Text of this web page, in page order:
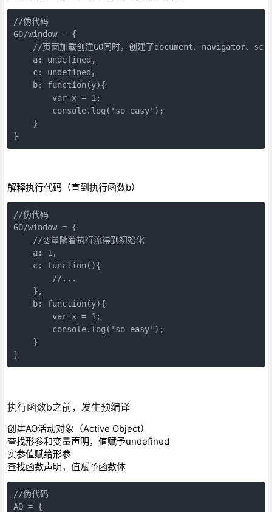
//伪代码
GO/window = {
//页面加载创建GO同时，创建了document、navigator、
    a: undefined,
    c: undefined，
    b: function(y){
        var x = 1;
        console.log('so easy');
    }
}
解释执行代码（直到执行函数b）
//伪代码
GO/window = {
    //变量随着执行流得到初始化
    a: 1,
    c: function(){
        //...
    },
    b: function(y){
        var x = 1;
        console.log('so easy');
    }
}
执行函数b之前，发生预编译
创建AO活动对象（Active Object）
查找形参和变量声明，值赋予undefined
实参值赋给形参
查找函数声明，值赋予函数体
//伪代码
AO = {